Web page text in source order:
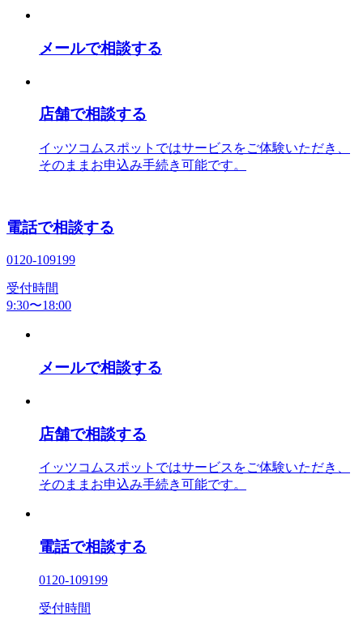
メールで相談する
店舗で相談する
イッツコムスポットではサービスをご体験いただき、
そのままお申込み手続き可能です。
電話で相談する
0120-109199
受付時間
9:30〜18:00
メールで相談する
店舗で相談する
イッツコムスポットではサービスをご体験いただき、
そのままお申込み手続き可能です。
電話で相談する
0120-109199
受付時間